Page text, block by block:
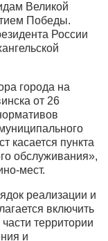
Великой
Победы.
России
города на
от 26
касается пункта
обслуживания»,
мест.
реализации и
включить
территории
и